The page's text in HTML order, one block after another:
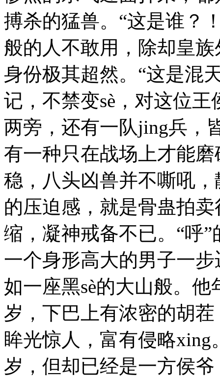
搏杀的猛兽。“这是谁？
般的人不敢用，除却皇
身份极其超然。“这是混
记，不禁变sè，对这位
两旁，还有一队jing兵，
有一种只在战场上才能
稳，八头凶兽并不嘶吼
的压迫感，就是骨蛊拍
缩，凝神戒备不已。“呼
一个身形高大的男子一
如一座黑sè的大山般。
岁，下巴上有浓密的胡
眸光惊人，富有侵略
岁，但却已经是一方侯